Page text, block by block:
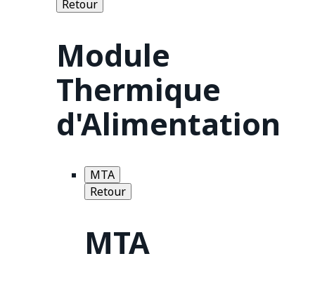
Retour
Module
Thermique
d'Alimentation
MTA
Retour
MTA